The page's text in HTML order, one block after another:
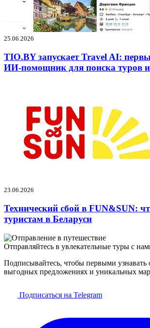
25.06.2026
TIO.BY запускает Travel AI:
ИИ-помощник для поиска туров и
23.06.2026
Технический сбой в FUN&SUN:
туристам в Беларуси
Отправляйтесь в увлекательные туры с
Подписывайтесь, чтобы первыми узнавать
выгодных предложениях и уникальных
Подписаться на Telegram